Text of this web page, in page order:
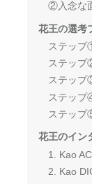
②入念な
花王の選考
ステップ
ステップ
ステップ
ステッ
ステッ
花王のイン
1. Kao
2. Kao